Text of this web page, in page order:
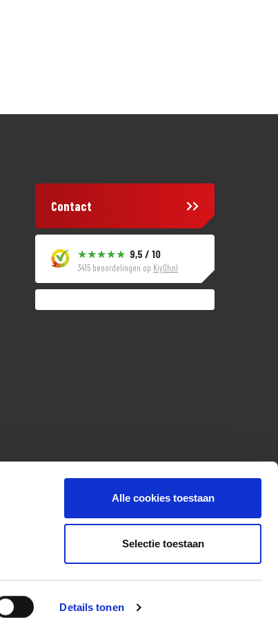
Details tonen
Alle cookies toestaan
Selectie toestaan
Contact
9,5 / 10
3415 beoordelingen op KiyOh.nl
More for your ride